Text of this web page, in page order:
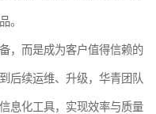
。
，而是成为客户值得信赖的
后续运维、升级，华青团队
息化工具，实现效率与质量